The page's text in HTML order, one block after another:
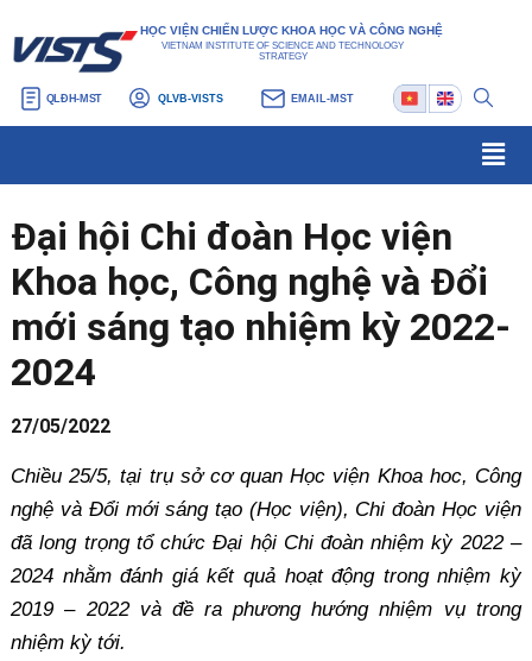
tới
nội
dung
HỌC VIỆN CHIẾN LƯỢC KHOA HỌC VÀ CÔNG NGHỆ
VIETNAM INSTITUTE OF SCIENCE AND TECHNOLOGY
STRATEGY
QLĐH-MST QLVB-VISTS EMAIL-MST
Đại hội Chi đoàn Học viện
Khoa học, Công nghệ và Đổi
mới sáng tạo nhiệm kỳ 2022-
2024
27/05/2022
Chiều 25/5, tại trụ sở cơ quan Học viện Khoa hoc, Công
nghệ và Đổi mới sáng tạo (Học viện), Chi đoàn Học viện
đã long trọng tổ chức Đại hội Chi đoàn nhiệm kỳ 2022 –
2024 nhằm đánh giá kết quả hoạt động trong nhiệm kỳ
2019 – 2022 và đề ra phương hướng nhiệm vụ trong
nhiệm kỳ tới.
hướng
bài
viết